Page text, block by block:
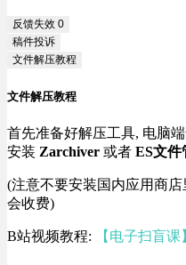
反馈失效 0
稿件投诉
文件解压教程
文件解压教程
首先准备好解压工具, 电脑
安装 Zarchiver 或者 ES文件
(注意不要安装国内应用商
会收费)
B站视频教程: 【电子扫盲